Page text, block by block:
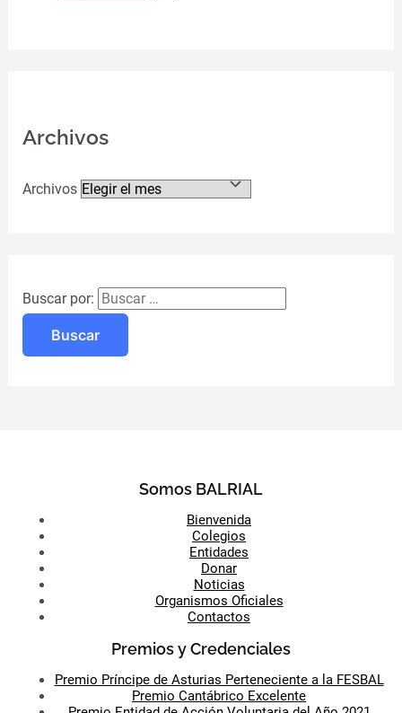
Archivos
Archivos
Buscar por:
Somos BALRIAL
Bienvenida
Colegios
Entidades
Donar
Noticias
Organismos Oficiales
Contactos
Premios y Credenciales
Premio Príncipe de Asturias Perteneciente a la FESBAL
Premio Cantábrico Excelente